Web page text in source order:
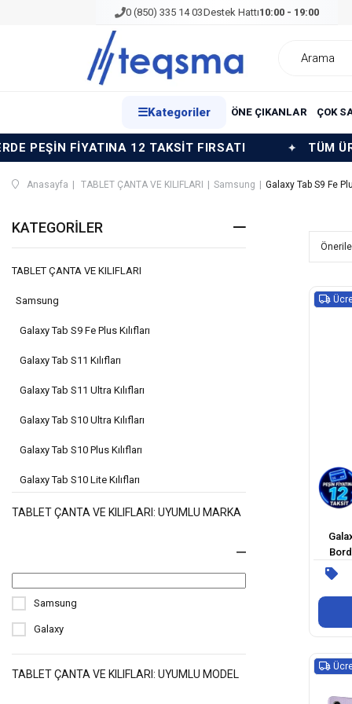
0 (850) 335 14 03Destek Hattı10:00 - 19:00
☰Kategoriler ÖNE ÇIKANLAR ÇOK
12 TAKSİT FIRSATI TÜM ÜRÜNLERDE
Anasayfa TABLET ÇANTA VE KILIFLARI Samsung Galaxy Tab S9 Fe
KATEGORILER
TABLET ÇANTA VE KILIFLARI
Samsung
Galaxy Tab S9 Fe Plus Kılıfları
Galaxy Tab S11 Kılıfları
Galaxy Tab S11 Ultra Kılıfları
Galaxy Tab S10 Ultra Kılıfları
Galaxy Tab S10 Plus Kılıfları
Galaxy Tab S10 Lite Kılıfları
Galaxy Tab S10 Fe Plus Kılıfları
Galaxy Tab S9 Ultra Kılıfları
Galaxy Tab S9 Plus Kılıfları
TABLET ÇANTA VE KILIFLARI: UYUMLU MARKA
Samsung
Galaxy
TABLET ÇANTA VE KILIFLARI: UYUMLU MODEL